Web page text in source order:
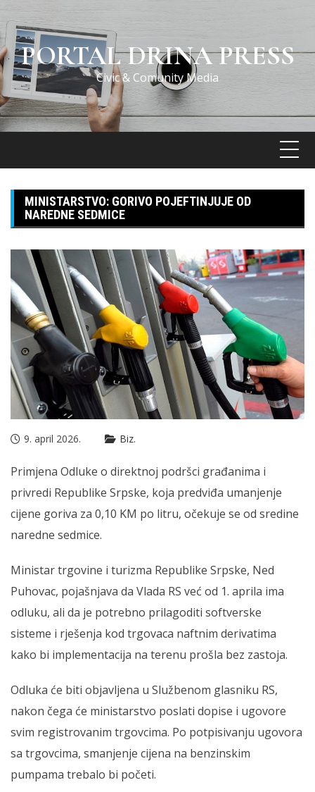
Skip
to
contentPORTAL DRINA PRESS
Civic & Comunity Media
MINISTARSTVO: GORIVO POJEFTINJUJE OD
NAREDNE SEDMICE
9. april 2026. Biz.
Primjena Odluke o direktnoj podršci građanima i
privredi Republike Srpske, koja predviđa umanjenje
cijene goriva za 0,10 KM po litru, očekuje se od sredine
naredne sedmice.
Ministar trgovine i turizma Republike Srpske, Ned
Puhovac, pojašnjava da Vlada RS već od 1. aprila ima
odluku, ali da je potrebno prilagoditi softverske
sisteme i rješenja kod trgovaca naftnim derivatima
kako bi implementacija na terenu prošla bez zastoja.
Odluka će biti objavljena u Službenom glasniku RS,
nakon čega će ministarstvo poslati dopise i ugovore
svim registrovanim trgovcima. Po potpisivanju ugovora
sa trgovcima, smanjenje cijena na benzinskim
pumpama trebalo bi početi.